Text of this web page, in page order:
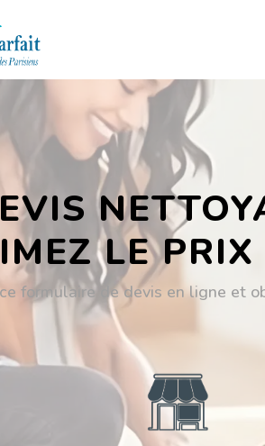
LE
formulaire de devis en ligne et